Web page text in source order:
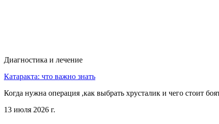
Диагностика и лечение
Катаракта: что важно знать
Когда нужна операция ,как выбрать хрусталик и чего стоит
13 июля 2026 г.